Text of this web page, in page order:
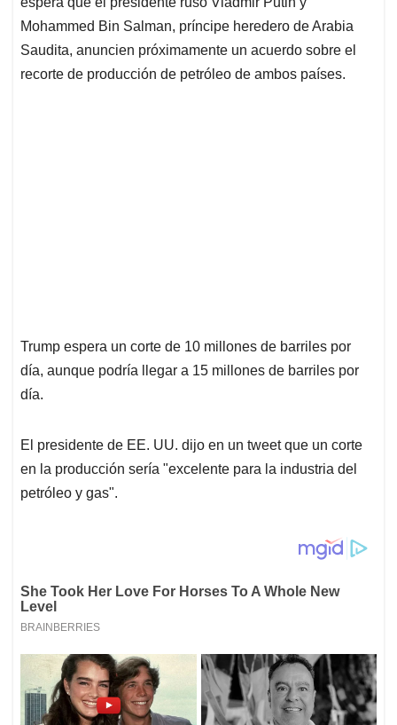
A
p
p
o
o
k
d
I
n
d
s
Mohammed Bin Salman, príncipe heredero de Arabia
Saudita, anuncien próximamente un acuerdo sobre el
recorte de producción de petróleo de ambos países.
Trump espera un corte de 10 millones de barriles por
día, aunque podría llegar a 15 millones de barriles por
día.
El presidente de EE. UU. dijo en un tweet que un corte
en la producción sería "excelente para la industria del
petróleo y gas".